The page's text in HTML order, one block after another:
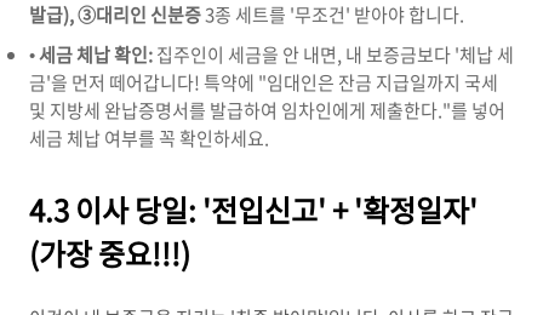
발급), ③대리인 신분증3종 세트를 '무조건' 받아야 합니다.
•세금 체납 확인:집주인이 세금을 안 내면, 내 보증금보다 '체납 세
금'을 먼저 떼어갑니다! 특약에 "임대인은 잔금 지급일까지 국세
및 지방세 완납증명서를 발급하여 임차인에게 제출한다."를 넣어
세금 체납 여부를 꼭 확인하세요.
4.3 이사 당일: '전입신고' + '확정일자'
(가장 중요!!!)